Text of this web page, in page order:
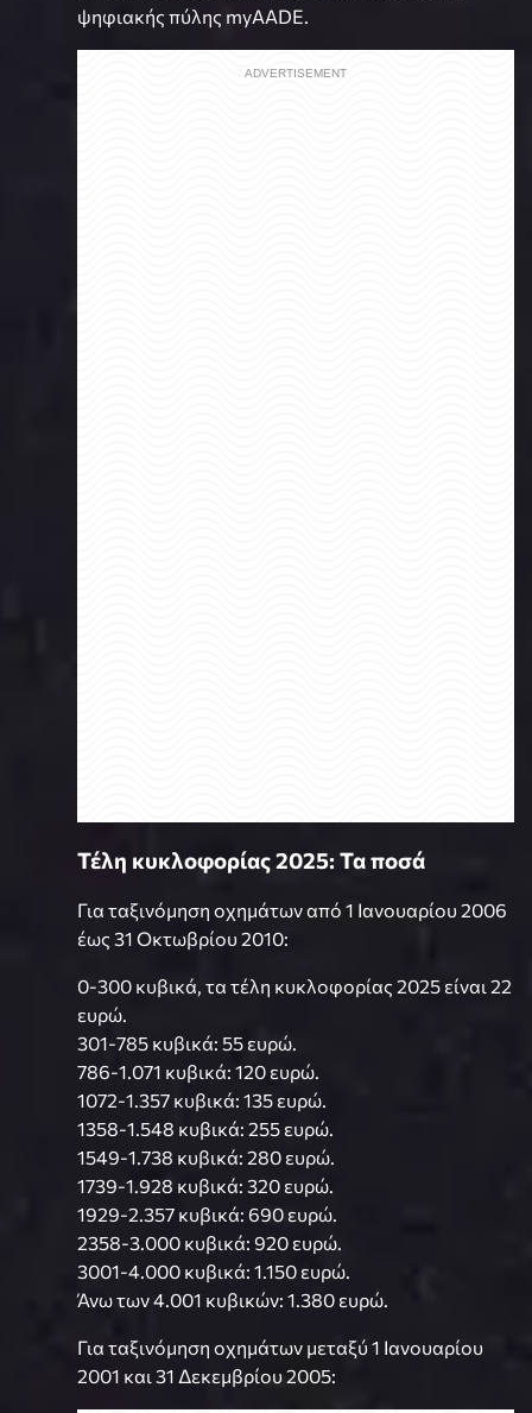
ψηφιακής πύλης myAADE.
Τέλη κυκλοφορίας 2025: Τα ποσά
Για ταξινόμηση οχημάτων από 1 Ιανουαρίου 2006
έως 31 Οκτωβρίου 2010:
0-300 κυβικά, τα τέλη κυκλοφορίας 2025 είναι 22
ευρώ.
301-785 κυβικά: 55 ευρώ.
786-1.071 κυβικά: 120 ευρώ.
1072-1.357 κυβικά: 135 ευρώ.
1358-1.548 κυβικά: 255 ευρώ.
1549-1.738 κυβικά: 280 ευρώ.
1739-1.928 κυβικά: 320 ευρώ.
1929-2.357 κυβικά: 690 ευρώ.
2358-3.000 κυβικά: 920 ευρώ.
3001-4.000 κυβικά: 1.150 ευρώ.
Άνω των 4.001 κυβικών: 1.380 ευρώ.
Για ταξινόμηση οχημάτων μεταξύ 1 Ιανουαρίου
2001 και 31 Δεκεμβρίου 2005: